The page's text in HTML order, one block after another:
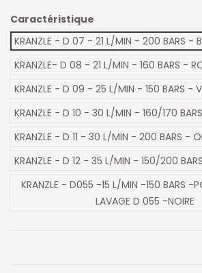
Caractéristique
KRANZLE - D 07 - 21 L/MIN - 200 BARS -
KRANZLE- D 08 - 21 L/MIN - 160 BARS -
KRANZLE - D 09 - 25 L/MIN - 150 BARS -
KRANZLE - D 10 - 30 L/MIN - 160/170
KRANZLE - D 11 - 30 L/MIN - 200 BARS -
KRANZLE - D 12 - 35 L/MIN - 150/200
KRANZLE - D055 -15 L/MIN -150 BARS -
LAVAGE D 055 -NOIRE